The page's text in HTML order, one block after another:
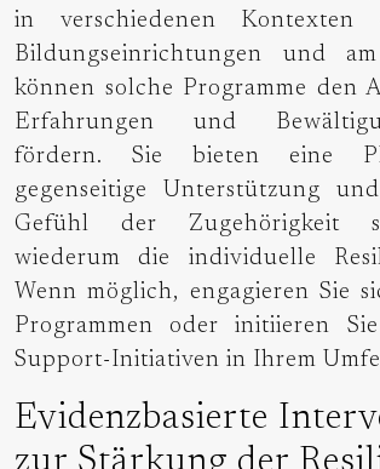
in verschiedenen Kontexten
Bildungseinrichtungen und
können solche Programme den
Erfahrungen und
fördern. Sie bieten eine
gegenseitige Unterstützung
Gefühl der Zugehörigkeit
wiederum die individuelle
Wenn möglich, engagieren Sie
Programmen oder initiieren
Support-Initiativen in Ihrem
Evidenzbasierte